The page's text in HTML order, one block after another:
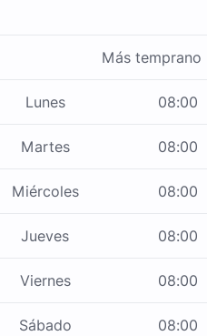
Más temprano
Lunes 08:00
Martes 08:00
Miércoles 08:00
Jueves 08:00
Viernes 08:00
Sábado 08:00